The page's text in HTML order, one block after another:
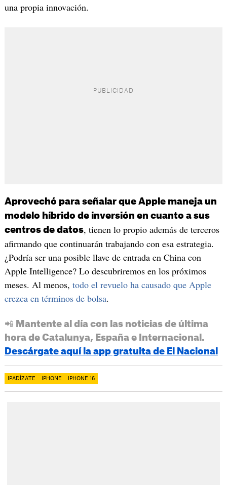
una propia innovación.
Aprovechó para señalar que Apple maneja un
modelo híbrido de inversión en cuanto a sus
centros de datos, tienen lo propio además de terceros
afirmando que continuarán trabajando con esa estrategia.
¿Podría ser una posible llave de entrada en China con
Apple Intelligence? Lo descubriremos en los próximos
meses. Al menos, todo el revuelo ha causado que Apple
crezca en términos de bolsa.
📲 Mantente al día con las noticias de última
hora de Catalunya, España e Internacional.
Descárgate aquí la app gratuita de El Nacional
IPADÍZATE IPHONE IPHONE 16